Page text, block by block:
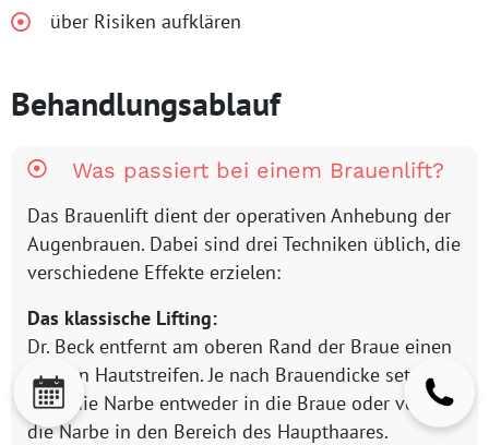
über Risiken aufklären
Behandlungsablauf
Was passiert bei einem Brauenlift?
Das Brauenlift dient der operativen Anhebung der
Augenbrauen. Dabei sind drei Techniken üblich, die
verschiedene Effekte erzielen:
Das klassische Lifting:
Dr. Beck entfernt am oberen Rand der Braue einen
kleinen Hautstreifen. Je nach Brauendicke setzt Dr.
Beck die Narbe entweder in die Braue oder verlegt
die Narbe in den Bereich des Haupthaares.